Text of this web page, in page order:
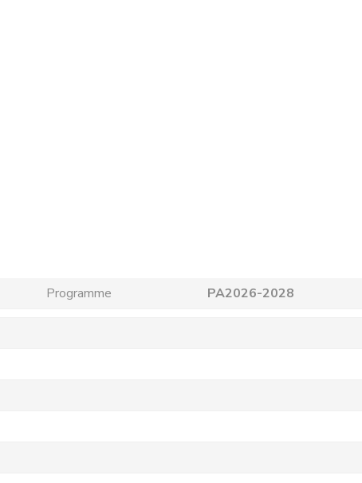
Programme PA2026-2028